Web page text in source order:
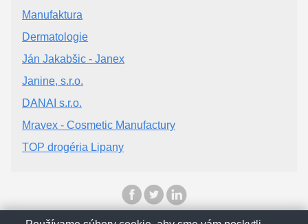
Manufaktura
Dermatologie
Ján Jakabšic - Janex
Janine, s.r.o.
DANAI s.r.o.
Mravex - Cosmetic Manufactury
TOP drogéria Lipany